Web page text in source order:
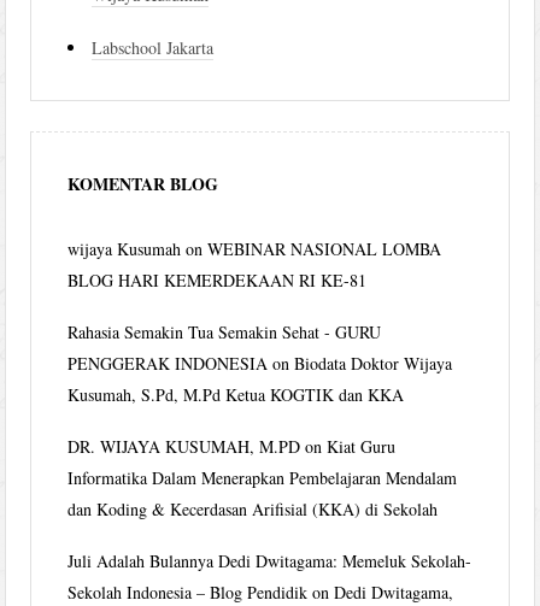
Labschool Jakarta
KOMENTAR BLOG
wijaya Kusumah onWEBINAR NASIONAL LOMBA
BLOG HARI KEMERDEKAAN RI KE-81
Rahasia Semakin Tua Semakin Sehat - GURU
PENGGERAK INDONESIA onBiodata Doktor Wijaya
Kusumah, S.Pd, M.Pd Ketua KOGTIK dan KKA
DR. WIJAYA KUSUMAH, M.PD onKiat Guru
Informatika Dalam Menerapkan Pembelajaran Mendalam
dan Koding & Kecerdasan Arifisial (KKA) di Sekolah
Juli Adalah Bulannya Dedi Dwitagama: Memeluk Sekolah-
Sekolah Indonesia – Blog Pendidik onDedi Dwitagama,